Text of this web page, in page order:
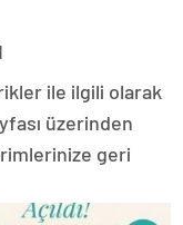
ile ilgili olarak
üzerinden
geri